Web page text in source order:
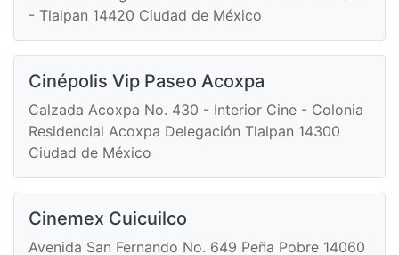
- Tlalpan 14420 Ciudad de México
Cinépolis Vip Paseo Acoxpa
Calzada Acoxpa No. 430 - Interior Cine - Colonia
Residencial Acoxpa Delegación Tlalpan 14300
Ciudad de México
Cinemex Cuicuilco
Avenida San Fernando No. 649 Peña Pobre 14060